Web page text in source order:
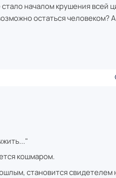
началом крушения всей
остаться человеком?
кошмаром.
становится свидетелем